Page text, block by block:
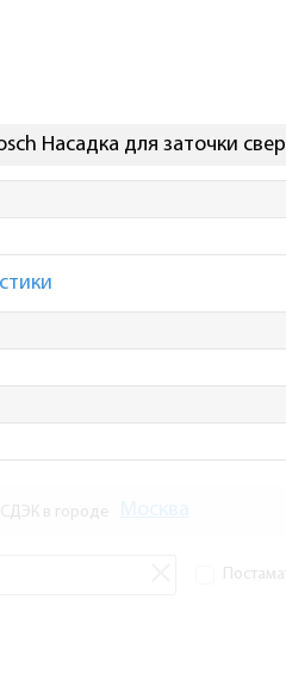
Насадка для заточки
в городе